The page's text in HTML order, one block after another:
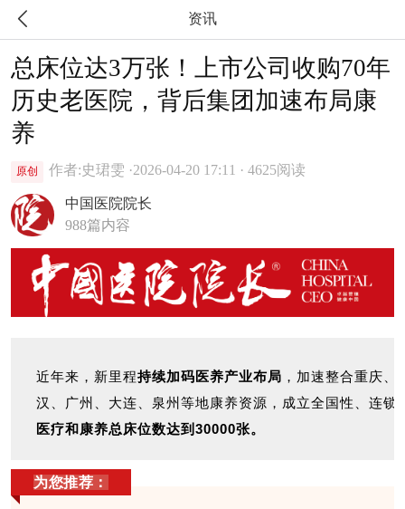
 资讯
总床位达3万张！上市公司收购70年
历史老医院，背后集团加速布局康
养
原创 作者:史珺雯 ·2026-04-20 17:11 · 4625阅读
中国医院院长
988篇内容
近年来，新里程持续加码医养产业布局 ，加速整合重庆
汉、广州、大连、泉州等地康养资源，成立全国性、连锁
医疗和康养总床位数达到30000张。
为您推荐：